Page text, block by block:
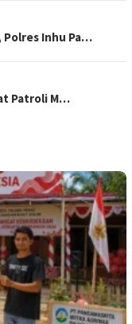
Polres Inhu Pa…
Patroli M…